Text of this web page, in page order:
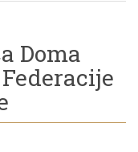
Doma